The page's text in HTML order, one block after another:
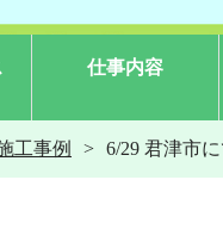
仕事内容
給湯器
その他工事
工事例 6/29 君津市